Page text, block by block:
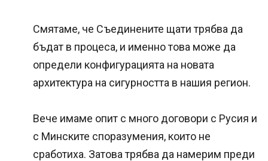
Смятаме, че Съединените щати трябва да
бъдат в процеса, и именно това може да
определи конфигурацията на новата
архитектура на сигурността в нашия регион.
Вече имаме опит с много договори с Русия и
с Минските споразумения, които не
сработиха. Затова трябва да намерим преди